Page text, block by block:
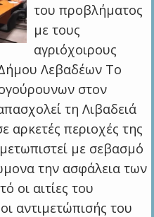
του προβλήματος
με τους
αγριόχοιρους
Λεβαδέων Το
στον
τη Λιβαδειά
αρκετές περιοχές της
με σεβασμό
την ασφάλεια των
οι αιτίες του
αντιμετώπισής του